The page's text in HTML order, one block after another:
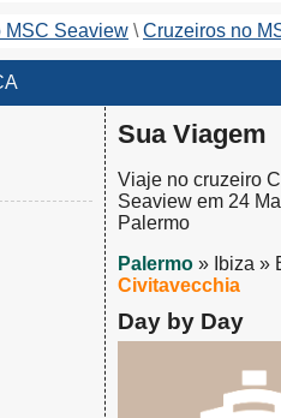
MSC Seaview Cruzeiros no
Sua Viagem
Viaje no cruzeiro
Seaview em 24
Palermo
Palermo » Ibiza »
Civitavecchia
Day by Day